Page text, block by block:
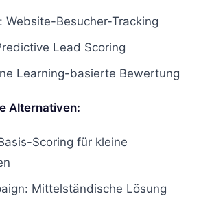
Website-Besucher-Tracking
Lead Scoring
Learning-basierte Bewertung
Alternativen:
Scoring für kleine
Mittelständische Lösung